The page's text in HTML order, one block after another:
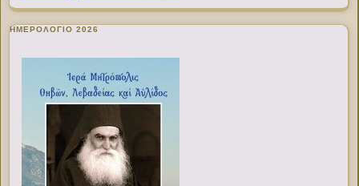
ΗΜΕΡΟΛΟΓΙΟ 2026